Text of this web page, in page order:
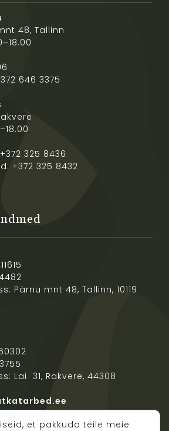
48, Tallinn
646 3375
325 8436
+372 325 8432
Pärnu mnt 48, Tallinn, 10119
Lai 31, Rakvere, 44308
et pakkuda teile meie